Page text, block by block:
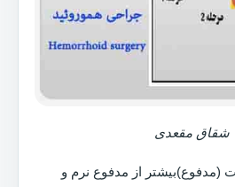
شقاق مقعدی
از مدفوع نرم و